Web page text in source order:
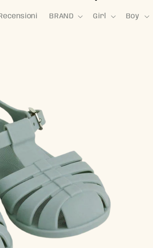
BRAND Girl Boy